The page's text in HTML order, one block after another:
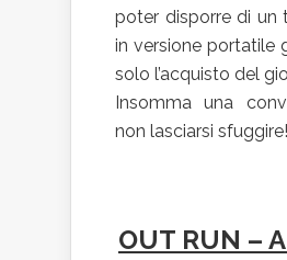
poter disporre di un
in versione portatile
solo l’acquisto del
Insomma una
non lasciarsi sfuggire!
OUT RUN –